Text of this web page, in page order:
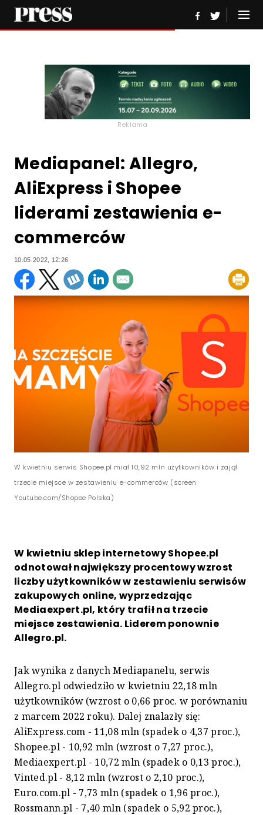
Reklama
Mediapanel: Allegro,
AliExpress i Shopee
liderami zestawienia e-
commerców
10.05.2022, 12:26
W kwietniu serwis Shopee.pl miał 10,92 mln użytkowników i zajął
trzecie miejsce w zestawieniu e-commerców (screen
Youtube.com/Shopee Polska)
W kwietniu sklep internetowy Shopee.pl
odnotował największy procentowy wzrost
liczby użytkowników w zestawieniu serwisów
zakupowych online, wyprzedzając
Mediaexpert.pl, który trafił na trzecie
miejsce zestawienia. Liderem ponownie
Allegro.pl.
Jak wynika z danych Mediapanelu, serwis
Allegro.pl odwiedziło w kwietniu 22,18 mln
użytkowników (wzrost o 0,66 proc. w porównaniu
z marcem 2022 roku). Dalej znalazły się:
AliExpress.com - 11,08 mln (spadek o 4,37 proc.),
Shopee.pl - 10,92 mln (wzrost o 7,27 proc.),
Mediaexpert.pl - 10,72 mln (spadek o 0,13 proc.),
Vinted.pl - 8,12 mln (wzrost o 2,10 proc.),
Euro.com.pl - 7,73 mln (spadek o 1,96 proc.),
Rossmann.pl - 7,40 mln (spadek o 5,92 proc.),